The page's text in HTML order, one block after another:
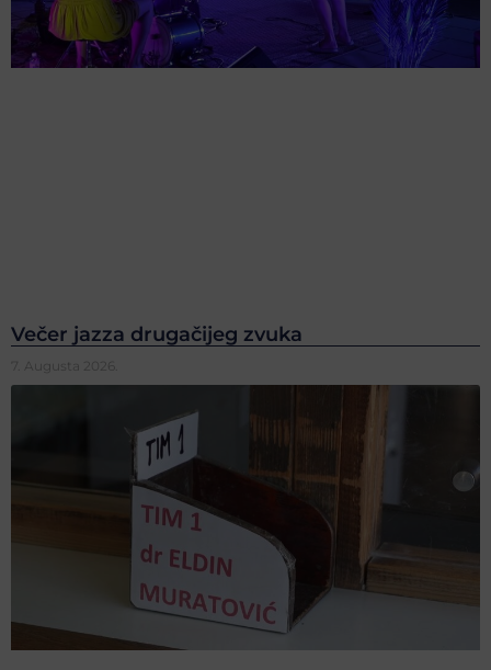
Večer jazza drugačijeg zvuka
7. Augusta 2026.